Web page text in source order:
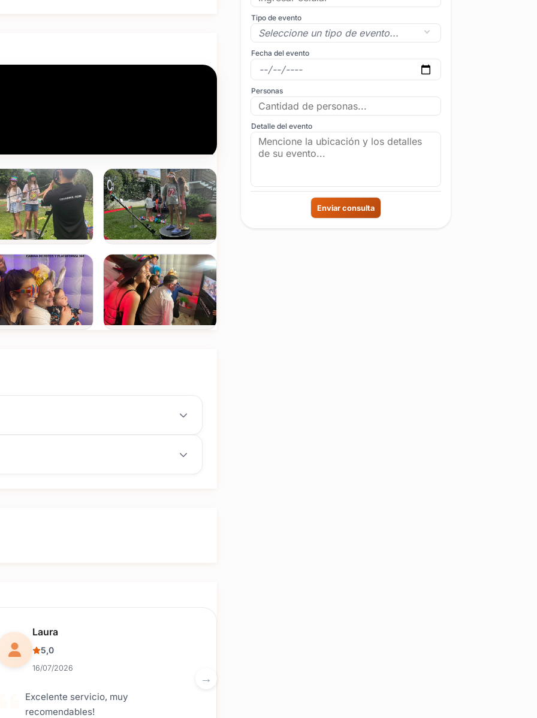
de imagen.
toque especial a cada foto.
perfectos para compartir con la familia y en
la fecha de la fiesta.
Reseña de usuario.
Laura
5,0
16/07/2026
Excelente servicio, muy
recomendables!
Tipo de evento
Fecha del evento
Personas
Detalle del evento
Enviar consulta